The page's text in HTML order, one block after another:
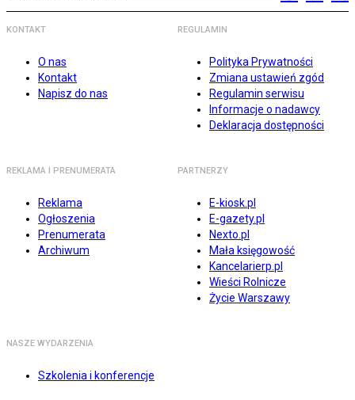
KONTAKT
O nas
Kontakt
Napisz do nas
REGULAMIN
Polityka Prywatności
Zmiana ustawień zgód
Regulamin serwisu
Informacje o nadawcy
Deklaracja dostępności
REKLAMA I PRENUMERATA
Reklama
Ogłoszenia
Prenumerata
Archiwum
PARTNERZY
E-kiosk.pl
E-gazety.pl
Nexto.pl
Mała księgowość
Kancelarierp.pl
Wieści Rolnicze
Życie Warszawy
NASZE WYDARZENIA
Szkolenia i konferencje